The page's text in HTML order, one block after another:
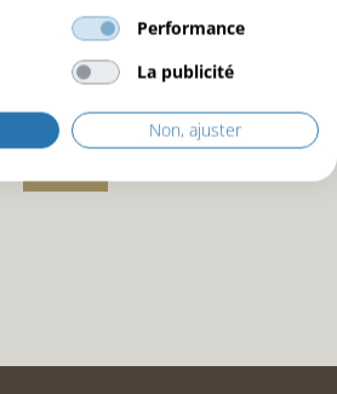
partenaires
Performance
La publicité
Non, ajuster